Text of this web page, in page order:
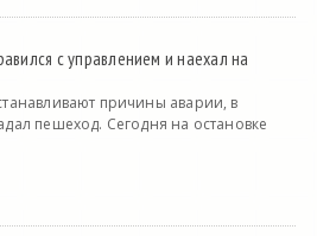
с управлением и наехал на
причины аварии, в
пешеход. Сегодня на остановке